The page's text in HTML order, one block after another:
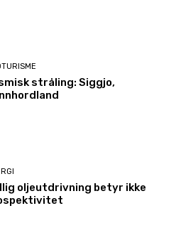
stråling: Siggjo,
oljeutdrivning betyr ikke